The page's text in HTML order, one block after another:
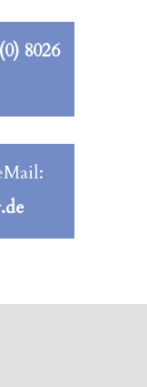
8026